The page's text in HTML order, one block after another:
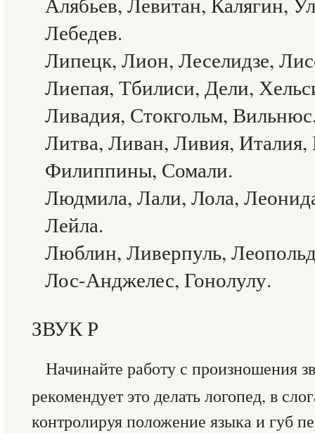
Лебедев.
Липецк, Лион, Леселидзе,
Лиепая, Тбилиси, Дели,
Ливадия, Стокгольм,
Литва, Ливан, Ливия,
Филиппины, Сомали.
Людмила, Лали, Лола,
Лейла.
Люблин, Ливерпуль,
Лос-Анджелес, Гонолулу.
ЗВУК Р
Начинайте работу с произношения
рекомендует это делать логопед, в
контролируя положение языка и губ